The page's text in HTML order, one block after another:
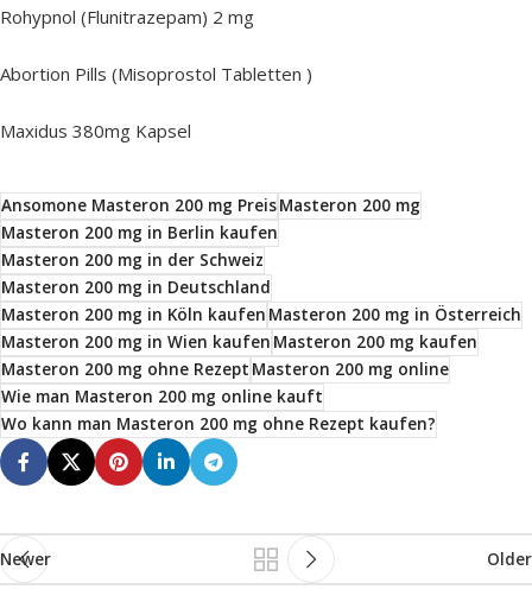
Rohypnol (Flunitrazepam) 2 mg
Abortion Pills (Misoprostol Tabletten )
Maxidus 380mg Kapsel
Ansomone Masteron 200 mg PreisMasteron 200 mg
Masteron 200 mg in Berlin kaufen
Masteron 200 mg in der Schweiz
Masteron 200 mg in Deutschland
Masteron 200 mg in Köln kaufenMasteron 200 mg in Österreich
Masteron 200 mg in Wien kaufenMasteron 200 mg kaufen
Masteron 200 mg ohne RezeptMasteron 200 mg online
Wie man Masteron 200 mg online kauft
Wo kann man Masteron 200 mg ohne Rezept kaufen?
Newer Older